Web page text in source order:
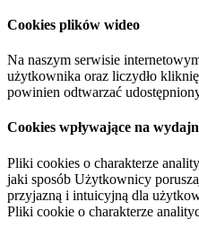
Cookies plików wideo
Na naszym serwisie
użytkownika oraz liczydło
powinien odtwarzać
Cookies wpływające na
Pliki cookies o charakterze
jaki sposób Użytkownicy
przyjazną i intuicyjną dla
Pliki cookie o charakterze